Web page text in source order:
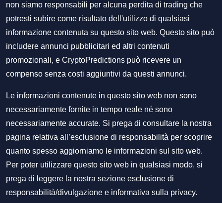
non siamo responsabili per alcuna perdita di trading che
potresti subire come risultato dell'utilizzo di qualsiasi
informazione contenuta su questo sito web. Questo sito può
includere annunci pubblicitari ed altri contenuti
promozionali, e CryptoPredictions può ricevere un
compenso senza costi aggiuntivi da questi annunci.
Le informazioni contenute in questo sito web non sono
necessariamente fornite in tempo reale né sono
necessariamente accurate. Si prega di consultare la nostra
pagina relativa all’esclusione di responsabilità per scoprire
quanto spesso aggiorniamo le informazioni sul sito web.
Per poter utilizzare questo sito web in qualsiasi modo, si
prega di leggere la nostra sezione esclusione di
responsabilità/divulgazione e informativa sulla privacy.